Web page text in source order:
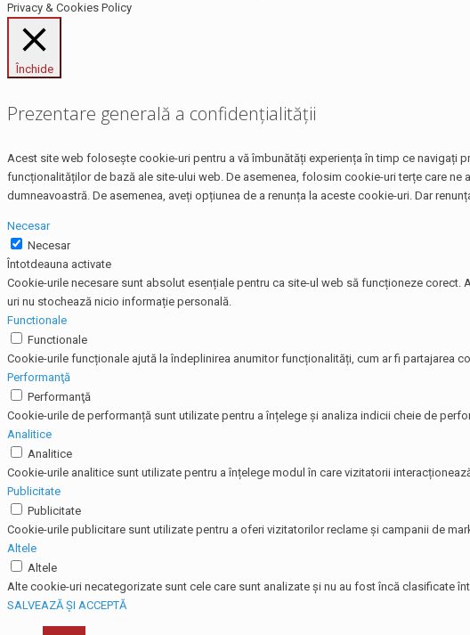
Privacy & Cookies Policy
Închide
Prezentare generală a confidențialității
Acest site web folosește cookie-uri pentru a vă îmbunătăți experiența în timp ce navigați
funcționalităților de bază ale site-ului web. De asemenea, folosim cookie-uri terțe care
dumneavoastră. De asemenea, aveți opțiunea de a renunța la aceste cookie-uri. Dar
Necesar
Necesar
Întotdeauna activate
Cookie-urile necesare sunt absolut esențiale pentru ca site-ul web să funcționeze
uri nu stochează nicio informație personală.
Functionale
Functionale
Cookie-urile funcționale ajută la îndeplinirea anumitor funcționalități, cum ar fi partajarea
Performanţă
Performanţă
Cookie-urile de performanță sunt utilizate pentru a înțelege și analiza indicii cheie de
Analitice
Analitice
Cookie-urile analitice sunt utilizate pentru a înțelege modul în care vizitatorii
Publicitate
Publicitate
Cookie-urile publicitare sunt utilizate pentru a oferi vizitatorilor reclame și campanii de
Altele
Altele
Alte cookie-uri necategorizate sunt cele care sunt analizate și nu au fost încă clasificate
SALVEAZĂ ȘI ACCEPTĂ